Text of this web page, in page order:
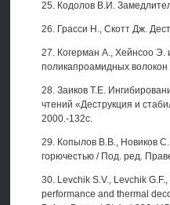
25. Кодолов В.И.
26. Грасси Н., Скотт Дж.
27. Когерман А., Хейнсоо Э.
поликапроамидных
28. Заиков Т.Е.
чтений «Деструкция и
2000.-132с.
29. Копылов В.В., Новиков
горючестью / Под. ред.
30. Levchik S.V., Levchik
performance and thermal